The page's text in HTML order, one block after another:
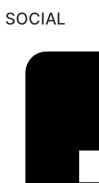
SOCIAL